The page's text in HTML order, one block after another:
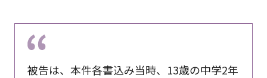
被告は、本件各書込み当時、13歳の中学2年